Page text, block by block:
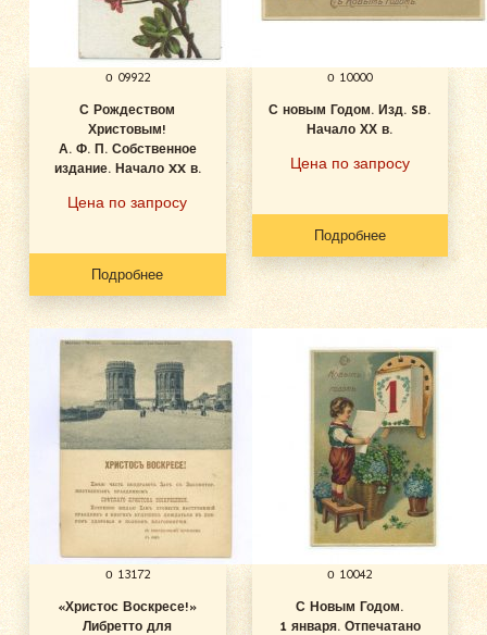
о 09922
С Рождеством
Христовым!
А. Ф. П. Собственное
издание. Начало XX в.
Цена по запросу
Подробнее
о 10000
С новым Годом. Изд. SB.
Начало ХХ в.
Цена по запросу
Подробнее
о 13172
«Христос Воскресе!»
Либретто для
о 10042
С Новым Годом.
1 января. Отпечатано